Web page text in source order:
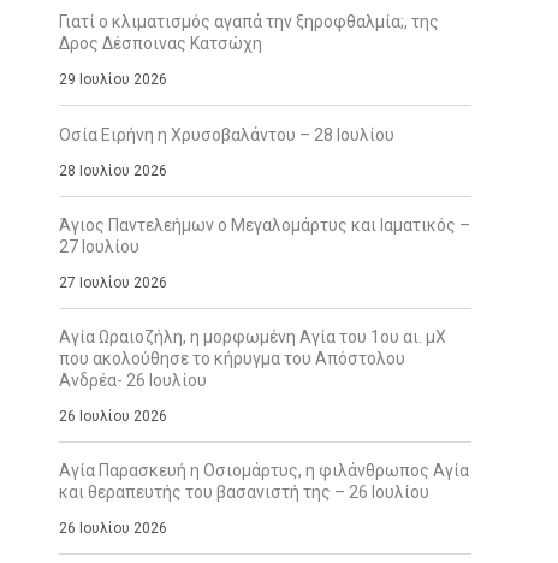
Γιατί ο κλιματισμός αγαπά την ξηροφθαλμία;, της
Δρος Δέσποινας Κατσώχη
29 Ιουλίου 2026
Οσία Ειρήνη η Χρυσοβαλάντου – 28 Ιουλίου
28 Ιουλίου 2026
Άγιος Παντελεήμων ο Μεγαλομάρτυς και Ιαματικός –
27 Ιουλίου
27 Ιουλίου 2026
Αγία Ωραιοζήλη, η μορφωμένη Αγία του 1ου αι. μΧ
που ακολούθησε το κήρυγμα του Απόστολου
Ανδρέα- 26 Ιουλίου
26 Ιουλίου 2026
Αγία Παρασκευή η Οσιομάρτυς, η φιλάνθρωπος Αγία
και θεραπευτής του βασανιστή της – 26 Ιουλίου
26 Ιουλίου 2026